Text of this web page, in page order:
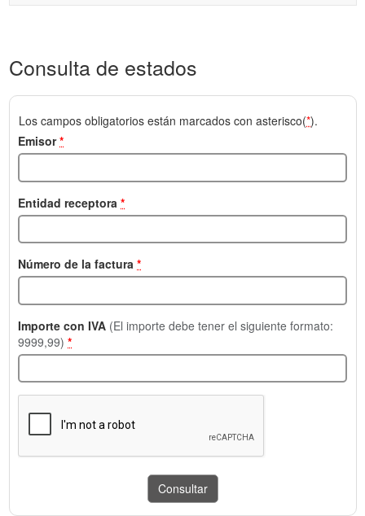
Consulta de estados
Los campos obligatorios están marcados con asterisco(*).
Emisor*
Entidad receptora *
Número de la factura *
Importe con IVA (El importe debe tener el siguiente formato:
9999,99) *